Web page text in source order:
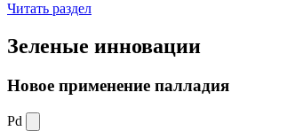
Читать раздел
Зеленые инновации
Новое применение палладия
Pd